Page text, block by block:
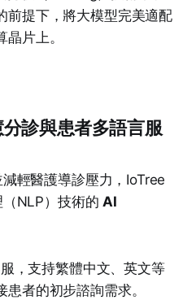
前提下，將大模型完美適配
片上。
診與患者多語言服
輕醫護導診壓力，IoTree
（NLP）技術的AI
，支持繁體中文、英文等
者的初步諮詢需求。